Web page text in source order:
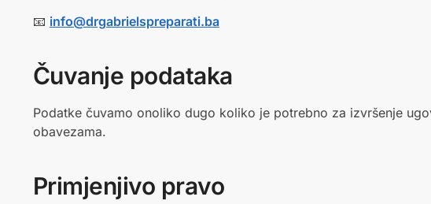
📧 info@drgabrielspreparati.ba
Čuvanje podataka
Podatke čuvamo onoliko dugo koliko je potrebno za izvršenje
obavezama.
Primjenjivo pravo